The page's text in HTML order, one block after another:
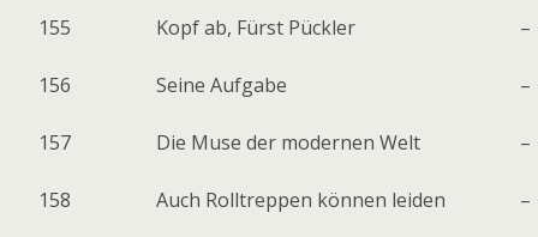
155 Kopf ab, Fürst Pückler –
156 Seine Aufgabe –
157 Die Muse der modernen Welt –
158 Auch Rolltreppen können leiden –